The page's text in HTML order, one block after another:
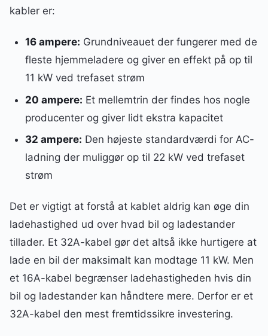
kabler er:
16 ampere: Grundniveauet der fungerer med de
fleste hjemmeladere og giver en effekt på op til
11 kW ved trefaset strøm
20 ampere: Et mellemtrin der findes hos nogle
producenter og giver lidt ekstra kapacitet
32 ampere: Den højeste standardværdi for AC-
ladning der muliggør op til 22 kW ved trefaset
strøm
Det er vigtigt at forstå at kablet aldrig kan øge din
ladehastighed ud over hvad bil og ladestander
tillader. Et 32A-kabel gør det altså ikke hurtigere at
lade en bil der maksimalt kan modtage 11 kW. Men
et 16A-kabel begrænser ladehastigheden hvis din
bil og ladestander kan håndtere mere. Derfor er et
32A-kabel den mest fremtidssikre investering.